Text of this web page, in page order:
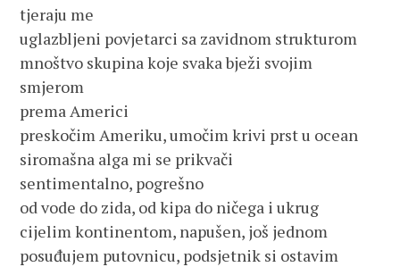
tjeraju me
uglazbljeni povjetarci sa zavidnom strukturom
mnoštvo skupina koje svaka bježi svojim
smjerom
prema Americi
preskočim Ameriku, umočim krivi prst u ocean
siromašna alga mi se prikvači
sentimentalno, pogrešno
od vode do zida, od kipa do ničega i ukrug
cijelim kontinentom, napušen, još jednom
posuđujem putovnicu, podsjetnik si ostavim